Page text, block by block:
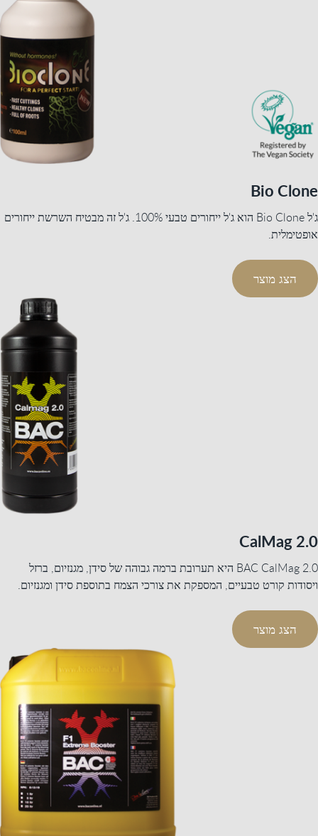
Bio Clone
ג'ל Bio Clone הוא ג'ל ייחורים טבעי 100%. ג'ל זה מבטיח השרשת ייחורים
אופטימלית.
הצג מוצר
CalMag 2.0
BAC CalMag 2.0 היא תערובת ברמה גבוהה של סידן, מגנזיום, ברזל
ויסודות קורט טבעיים, המספקת את צורכי הצמח בתוספת סידן ומגנזיום.
הצג מוצר